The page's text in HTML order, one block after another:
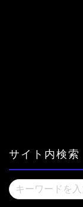
サイト内検索